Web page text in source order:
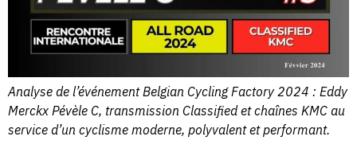
Analyse de l’événement Belgian Cycling Factory 2024 : Eddy
Merckx Pévèle C, transmission Classified et chaînes KMC au
service d’un cyclisme moderne, polyvalent et performant.